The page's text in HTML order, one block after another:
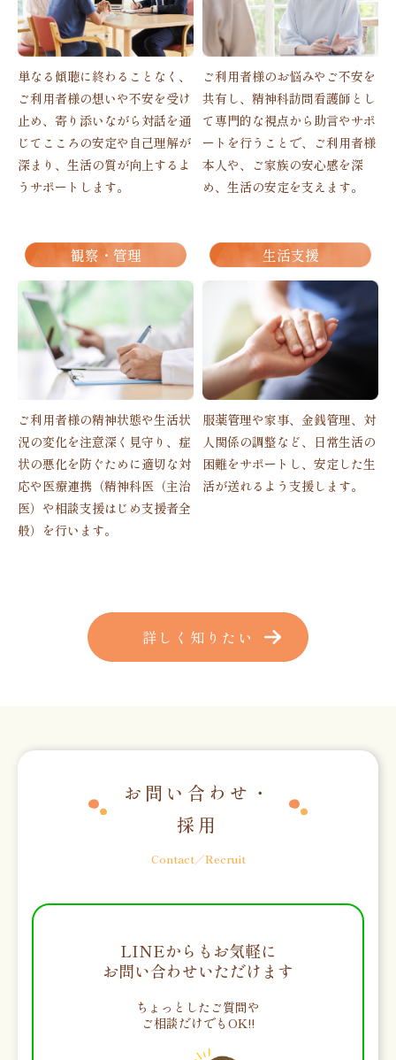
単なる傾聴に終わることなく、
ご利用者様の想いや不安を受け
止め、寄り添いながら対話を通
じてこころの安定や自己理解が
深まり、生活の質が向上するよ
うサポートします。
ご利用者様のお悩みやご不安を
共有し、精神科訪問看護師とし
て専門的な視点から助言やサポ
ートを行うことで、ご利用者様
本人や、ご家族の安心感を深
め、生活の安定を支えます。
観察・管理
ご利用者様の精神状態や生活状
況の変化を注意深く見守り、症
状の悪化を防ぐために適切な対
応や医療連携（精神科医（主治
医）や相談支援はじめ支援者全
般）を行います。
生活支援
服薬管理や家事、金銭管理、対
人関係の調整など、日常生活の
困難をサポートし、安定した生
活が送れるよう支援します。
詳しく知りたい
お問い合わせ・
採用
Contact／Recruit
LINEからもお気軽に
お問い合わせいただけます
ちょっとしたご質問や
ご相談だけでもOK!!